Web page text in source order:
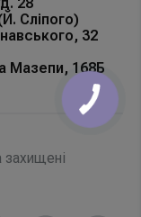
Сліпого)
32
Мазепи, 168Б
КНОПКА
ЗВ'ЯЗКУ